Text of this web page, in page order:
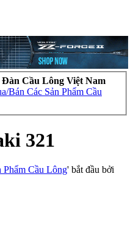
Cầu Lông Việt Nam
Bán Các Sản Phẩm Cầu
321
Phẩm Cầu Lông' bắt đầu bởi